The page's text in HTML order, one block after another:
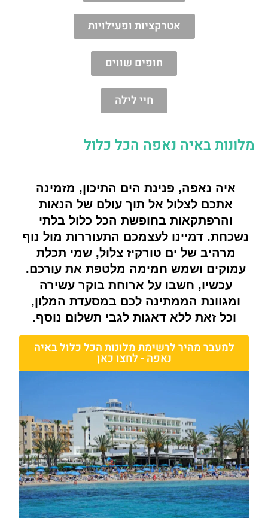
אטרקציות ופעילויות
חופים שווים
חיי לילה
מלונות באיה נאפה הכל כלול
וכל זאת ללא דאגות לגבי תשלום נוסף.
למעבר מהיר לרשימת מלונות הכל כלול באיה
נאפה - לחצו כאן